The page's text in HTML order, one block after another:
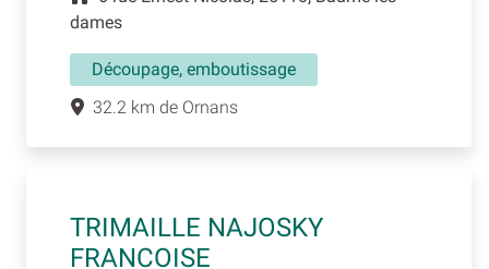
dames
Découpage, emboutissage
32.2 km de Ornans
TRIMAILLE NAJOSKY
FRANCOISE